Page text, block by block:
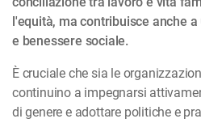
l'equità, ma contribuisce anche
e benessere sociale.
È cruciale che sia le
continuino a impegnarsi
di genere e adottare politiche e